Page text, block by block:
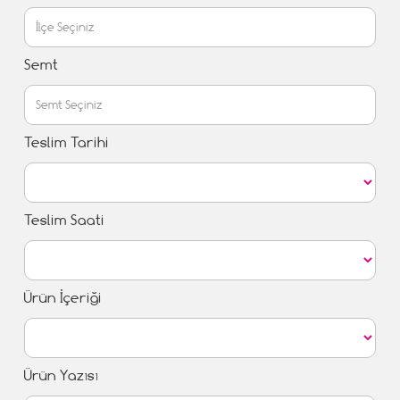
Semt
Teslim Tarihi
Teslim Saati
Ürün İçeriği
Ürün Yazısı